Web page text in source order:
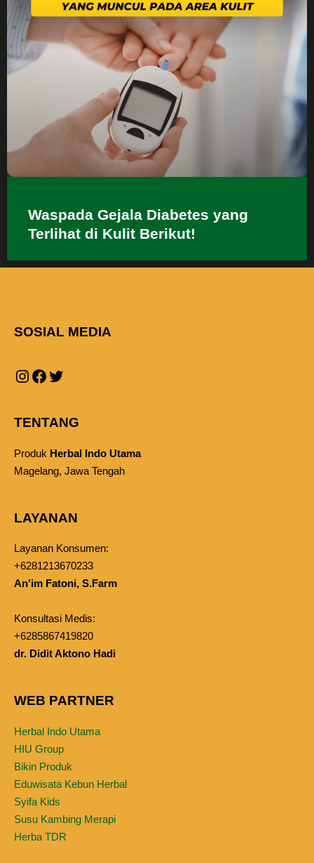
Waspada Gejala Diabetes yang
Terlihat di Kulit Berikut!
SOSIAL MEDIA
TENTANG
Produk Herbal Indo Utama
Magelang, Jawa Tengah
LAYANAN
Layanan Konsumen:
+6281213670233
An'im Fatoni, S.Farm
Konsultasi Medis:
+6285867419820
dr. Didit Aktono Hadi
WEB PARTNER
Herbal Indo Utama
HIU Group
Bikin Produk
Eduwisata Kebun Herbal
Syifa Kids
Susu Kambing Merapi
Herba TDR